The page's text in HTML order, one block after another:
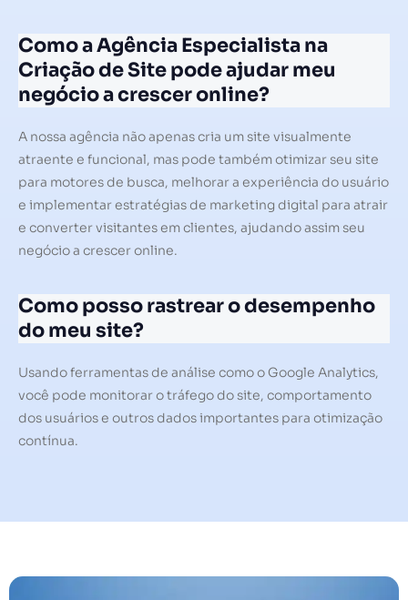
Como a Agência Especialista na
Criação de Site pode ajudar meu
negócio a crescer online?
A nossa agência não apenas cria um site visualmente
atraente e funcional, mas pode também otimizar seu site
para motores de busca, melhorar a experiência do usuário
e implementar estratégias de marketing digital para atrair
e converter visitantes em clientes, ajudando assim seu
negócio a crescer online.
Como posso rastrear o desempenho
do meu site?
Usando ferramentas de análise como o Google Analytics,
você pode monitorar o tráfego do site, comportamento
dos usuários e outros dados importantes para otimização
contínua.